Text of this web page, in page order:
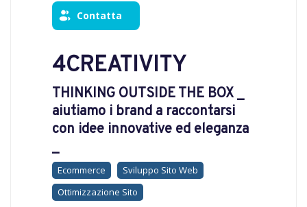
Contatta
4CREATIVITY
THINKING OUTSIDE THE BOX _
aiutiamo i brand a raccontarsi
con idee innovative ed eleganza
_
Ecommerce
Sviluppo Sito Web
Ottimizzazione Sito